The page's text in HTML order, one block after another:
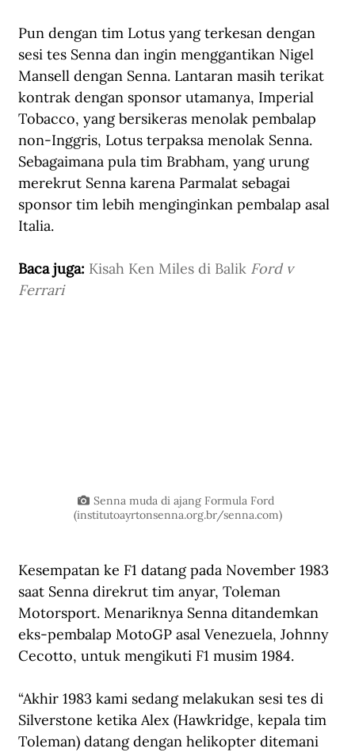
Pun dengan tim Lotus yang terkesan dengan
sesi tes Senna dan ingin menggantikan Nigel
Mansell dengan Senna. Lantaran masih terikat
kontrak dengan sponsor utamanya, Imperial
Tobacco, yang bersikeras menolak pembalap
non-Inggris, Lotus terpaksa menolak Senna.
Sebagaimana pula tim Brabham, yang urung
merekrut Senna karena Parmalat sebagai
sponsor tim lebih menginginkan pembalap asal
Italia.
Baca juga: Kisah Ken Miles di Balik Ford v
Ferrari
Senna muda di ajang Formula Ford
(institutoayrtonsenna.org.br/senna.com)
Kesempatan ke F1 datang pada November 1983
saat Senna direkrut tim anyar, Toleman
Motorsport. Menariknya Senna ditandemkan
eks-pembalap MotoGP asal Venezuela, Johnny
Cecotto, untuk mengikuti F1 musim 1984.
“Akhir 1983 kami sedang melakukan sesi tes di
Silverstone ketika Alex (Hawkridge, kepala tim
Toleman) datang dengan helikopter ditemani